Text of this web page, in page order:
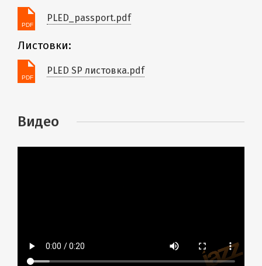
PLED_passport.pdf
Листовки:
PLED SP листовка.pdf
Видео